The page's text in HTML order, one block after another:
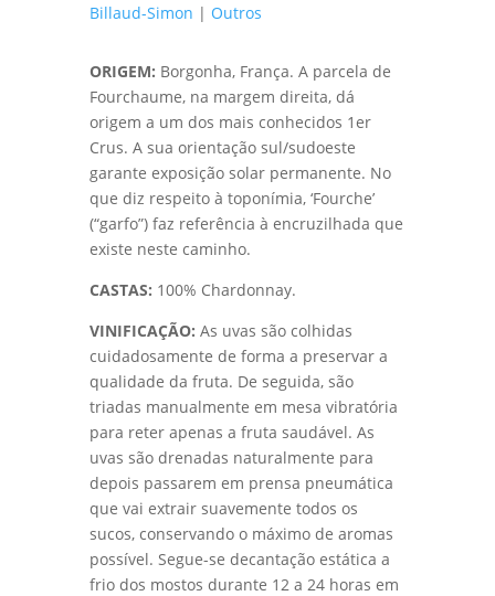
Billaud-Simon | Outros
ORIGEM: Borgonha, França. A parcela de
Fourchaume, na margem direita, dá
origem a um dos mais conhecidos 1er
Crus. A sua orientação sul/sudoeste
garante exposição solar permanente. No
que diz respeito à toponímia, ‘Fourche’
(“garfo”) faz referência à encruzilhada que
existe neste caminho.
CASTAS: 100% Chardonnay.
VINIFICAÇÃO: As uvas são colhidas
cuidadosamente de forma a preservar a
qualidade da fruta. De seguida, são
triadas manualmente em mesa vibratória
para reter apenas a fruta saudável. As
uvas são drenadas naturalmente para
depois passarem em prensa pneumática
que vai extrair suavemente todos os
sucos, conservando o máximo de aromas
possível. Segue-se decantação estática a
frio dos mostos durante 12 a 24 horas em